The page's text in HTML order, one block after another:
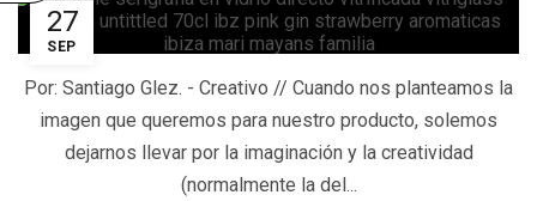
27
SEP
Por: Santiago Glez. - Creativo // Cuando nos planteamos la
imagen que queremos para nuestro producto, solemos
dejarnos llevar por la imaginación y la creatividad
(normalmente la del...